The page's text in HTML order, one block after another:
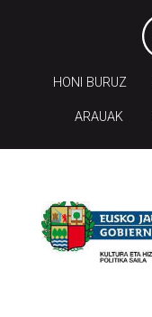
HONI BURUZ
ARAUAK